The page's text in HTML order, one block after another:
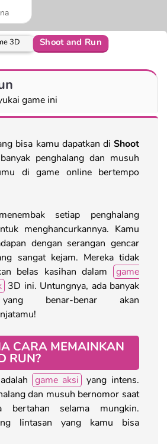
3D Shoot and Run
game ini
bisa kamu dapatkan di Shoot
penghalang dan musuh
di game online bertempo
setiap penghalang
menghancurkannya. Kamu
dengan serangan gencar
sangat kejam. Mereka tidak
belas kasihan dalam
game
3D ini. Untungnya, ada banyak
yang benar-benar akan
CARA MEMAINKAN
RUN?
game aksi
yang intens.
dan musuh bernomor saat
bertahan selama mungkin.
lintasan yang kamu bisa